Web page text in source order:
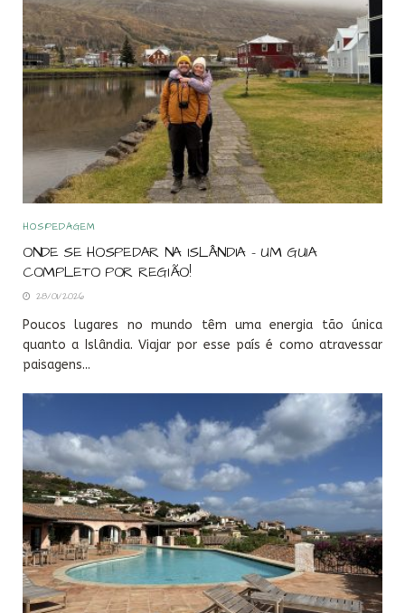
HOSPEDAGEM
ONDE SE HOSPEDAR NA ISLÂNDIA – UM GUIA
COMPLETO POR REGIÃO!
28/01/2026
Poucos lugares no mundo têm uma energia tão única
quanto a Islândia. Viajar por esse país é como atravessar
paisagens...